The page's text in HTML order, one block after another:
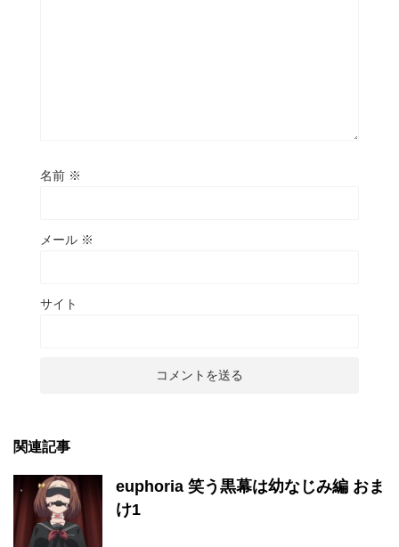
名前 ※
メール ※
サイト
関連記事
euphoria 笑う黒幕は幼なじみ編 おま
け1